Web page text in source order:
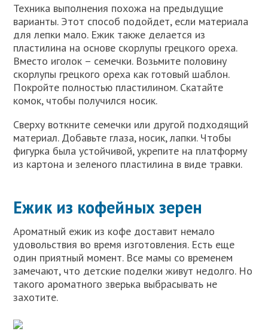
Техника выполнения похожа на предыдущие
варианты. Этот способ подойдет, если материала
для лепки мало. Ежик также делается из
пластилина на основе скорлупы грецкого ореха.
Вместо иголок – семечки. Возьмите половину
скорлупы грецкого ореха как готовый шаблон.
Покройте полностью пластилином. Скатайте
комок, чтобы получился носик.
Сверху воткните семечки или другой подходящий
материал. Добавьте глаза, носик, лапки. Чтобы
фигурка была устойчивой, укрепите на платформу
из картона и зеленого пластилина в виде травки.
Ежик из кофейных зерен
Ароматный ежик из кофе доставит немало
удовольствия во время изготовления. Есть еще
один приятный момент. Все мамы со временем
замечают, что детские поделки живут недолго. Но
такого ароматного зверька выбрасывать не
захотите.